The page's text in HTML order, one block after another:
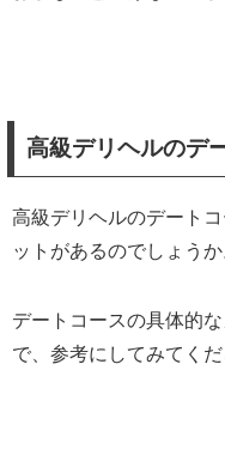
高級デリヘルのデ
高級デリヘルのデート
ットがあるのでしょうか
デートコースの具体的
で、参考にしてみてくだ